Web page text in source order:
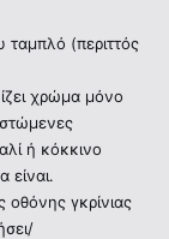
ταμπλό (περιττός
χρώμα μόνο
ή κόκκινο
οθόνης γκρίνιας